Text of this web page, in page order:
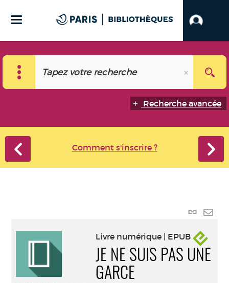
Recherche avancée
Comment s'inscrire ?
Lien
Livre numérique | EPUB
JE NE SUIS PAS UNE
GARCE